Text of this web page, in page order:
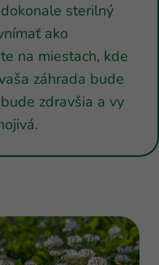
sterilný
ako
na miestach, kde
záhrada bude
zdravšia a vy